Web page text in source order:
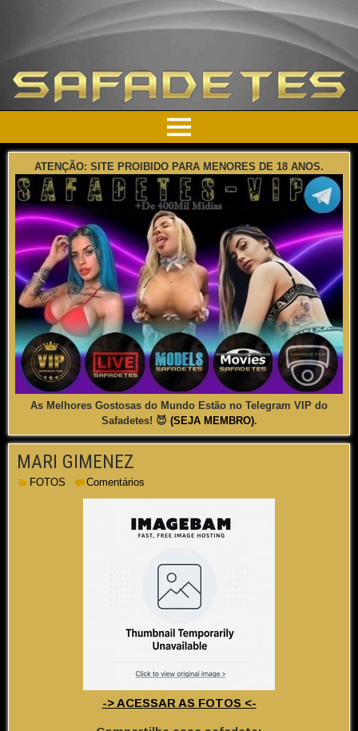
ATENÇÃO: SITE PROIBIDO PARA MENORES DE 18 ANOS.
As Melhores Gostosas do Mundo Estão no Telegram VIP do
Safadetes! 😈 (SEJA MEMBRO).
MARI GIMENEZ
FOTOS Comentários
-> ACESSAR AS FOTOS <-